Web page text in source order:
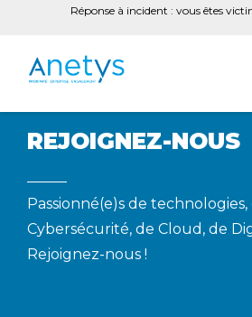
Réponse à incident : vous êtes
REJOIGNEZ-NOUS
Passionné(e)s de technologies,
Cybersécurité, de Cloud, de
Rejoignez-nous !